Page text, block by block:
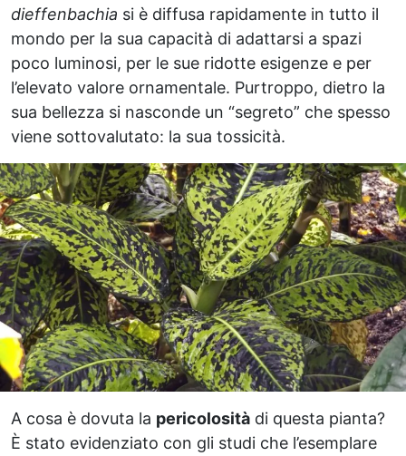
dieffenbachia si è diffusa rapidamente in tutto il
mondo per la sua capacità di adattarsi a spazi
poco luminosi, per le sue ridotte esigenze e per
l’elevato valore ornamentale. Purtroppo, dietro la
sua bellezza si nasconde un “segreto” che spesso
viene sottovalutato: la sua tossicità.
A cosa è dovuta la pericolosità di questa pianta?
È stato evidenziato con gli studi che l’esemplare